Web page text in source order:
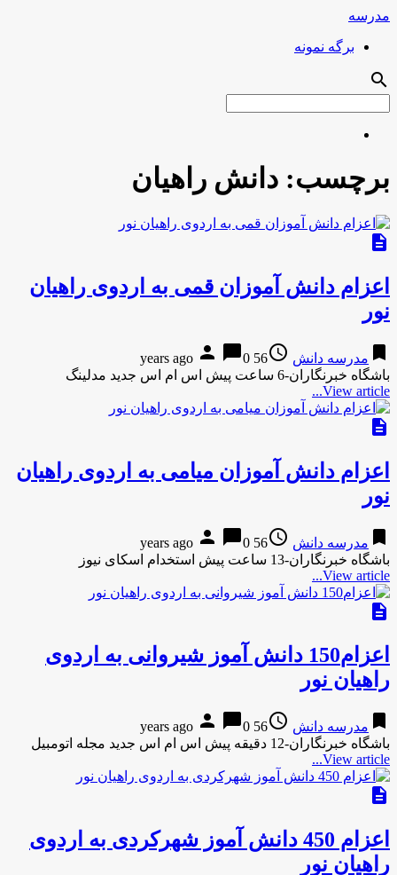
مدرسه
برگه نمونه
search
برچسب: دانش راهیان
description
اعزام دانش آموزان قمی به اردوی راهیان
نور
bookmark مدرسه دانش access_time
56 years ago
person chat_bubble0
باشگاه خبرنگاران-6 ساعت پیش اس ام اس جدید مدلینگ
View article...
description
اعزام دانش آموزان میامی به اردوی راهیان
نور
bookmark مدرسه دانش access_time
56 years ago
person chat_bubble0
باشگاه خبرنگاران-13 ساعت پیش استخدام اسکای نیوز
View article...
description
اعزام150 دانش آموز شیروانی به اردوی
راهیان نور
bookmark مدرسه دانش access_time
56 years ago
person chat_bubble0
باشگاه خبرنگاران-12 دقیقه پیش اس ام اس جدید مجله اتومبیل
View article...
description
اعزام 450 دانش آموز شهرکردی به اردوی
راهیان نور